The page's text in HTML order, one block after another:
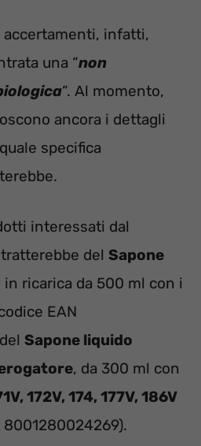
accertamenti, infatti,
una “non
“. Al momento,
ancora i dettagli
specifica
interessati dal
del Sapone
in ricarica da 500 ml con i
EAN
Sapone liquido
, da 300 ml con
172V, 174, 177V, 186V
8001280024269).